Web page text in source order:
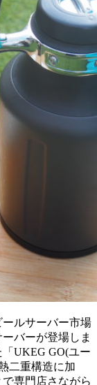
ルサーバー市場
バーが登場しま
UKEG GO(ユー
二重構造に加
専門店さながら